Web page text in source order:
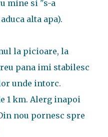
mine si "s-a
alta apa).
la picioare, la
pana imi stabilesc
unde intorc.
1 km. Alerg inapoi
nou pornesc spre